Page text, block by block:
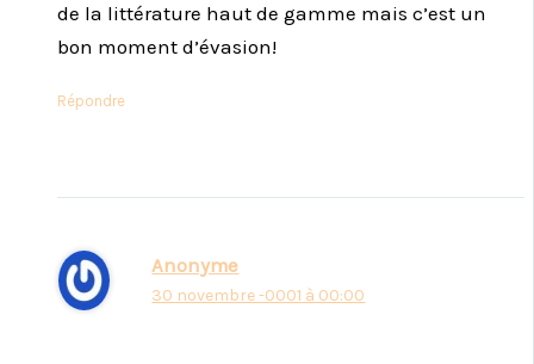
de la littérature haut de gamme mais c’est un
bon moment d’évasion!
Répondre
Anonyme
30 novembre -0001 à 00:00